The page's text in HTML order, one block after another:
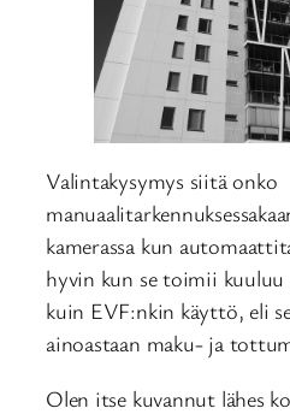
Valintakysymys siitä onko
kamerassa kun
hyvin kun se toimii kuuluu
kuin EVF:nkin käyttö, eli
ainoastaan maku- ja
Olen itse kuvannut lähes